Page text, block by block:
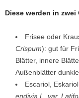
Diese werden in
Frisee oder
Crispum): gut für
Blätter, innere
Außenblätter
Escariol,
endivia L. var.